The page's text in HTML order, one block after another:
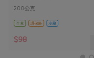
200公克
全素 環保級 冷藏
$98